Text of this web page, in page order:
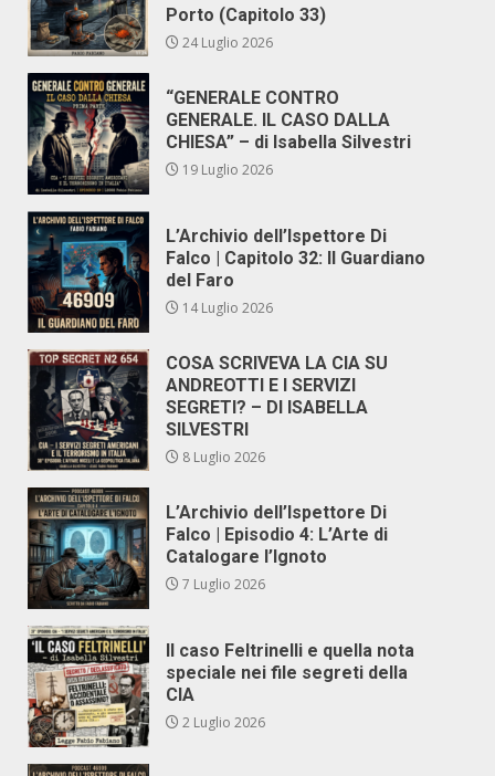
Porto (Capitolo 33)
24 Luglio 2026
“GENERALE CONTRO
GENERALE. IL CASO DALLA
CHIESA” – di Isabella Silvestri
19 Luglio 2026
L’Archivio dell’Ispettore Di
Falco | Capitolo 32: Il Guardiano
del Faro
14 Luglio 2026
COSA SCRIVEVA LA CIA SU
ANDREOTTI E I SERVIZI
SEGRETI? – DI ISABELLA
SILVESTRI
8 Luglio 2026
L’Archivio dell’Ispettore Di
Falco | Episodio 4: L’Arte di
Catalogare l’Ignoto
7 Luglio 2026
Il caso Feltrinelli e quella nota
speciale nei file segreti della
CIA
2 Luglio 2026